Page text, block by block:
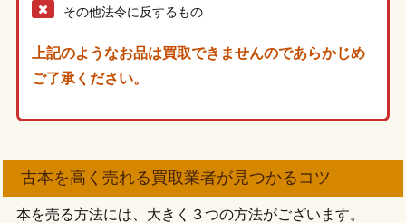
その他法令に反するもの
上記のようなお品は買取できませんのであらかじめ
ご了承ください。
古本を高く売れる買取業者が見つかるコツ
本を売る方法には、大きく３つの方法がございます。